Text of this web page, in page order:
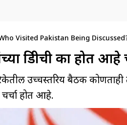
Visited Pakistan Being
डिग्रीची का होत आहे
उच्चस्तरिय बैठक कोणताही
चर्चा होत आहे.